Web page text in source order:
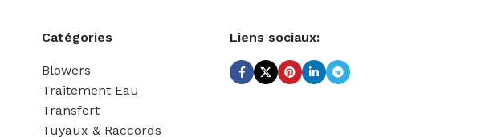
Catégories
Blowers
Traitement Eau
Transfert
Tuyaux & Raccords
Liens sociaux: